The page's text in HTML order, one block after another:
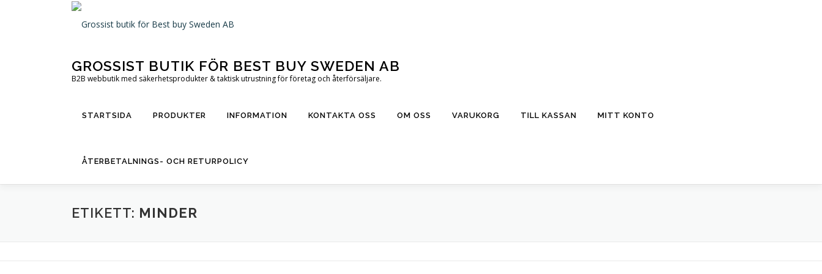
GROSSIST BUTIK FÖR BEST BUY SWEDEN AB
B2B webbutik med säkerhetsprodukter & taktisk utrustning för företag och återförsäljare.
STARTSIDA PRODUKTER INFORMATION KONTAKTA OSS OM OSS VARUKORG TILL KASSAN MITT KONTO
ÅTERBETALNINGS- OCH RETURPOLICY
ETIKETT: MINDER